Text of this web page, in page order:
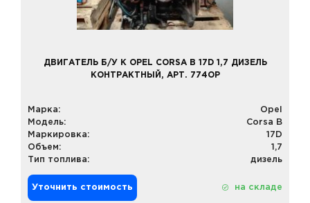
ДВИГАТЕЛЬ Б/У К OPEL CORSA B 17D 1,7 ДИЗЕЛЬ
КОНТРАКТНЫЙ, АРТ. 774OP
Марка:
Opel
Модель:
Corsa B
Маркировка:
17D
Объем:
1,7
Тип топлива:
дизель
Уточнить стоимость на складе